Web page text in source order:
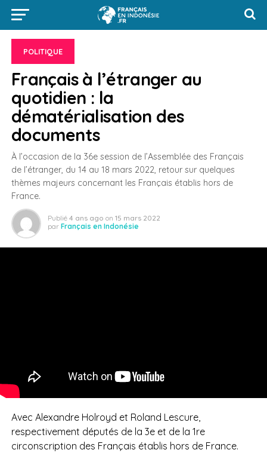
POLITIQUE
Français à l’étranger au
quotidien : la
dématérialisation des
documents
À l’occasion de la 36e session de l’Assemblée des Français
de l’étranger, du 14 au 18 mars 2022, retour sur quelques
thèmes majeurs concernant les Français établis hors de
France.
Publié 4 ans ago on 15 mars 2022
par Français en Indonésie
Avec Alexandre Holroyd et Roland Lescure,
respectivement députés de la 3e et de la 1re
circonscription des Français établis hors de France.